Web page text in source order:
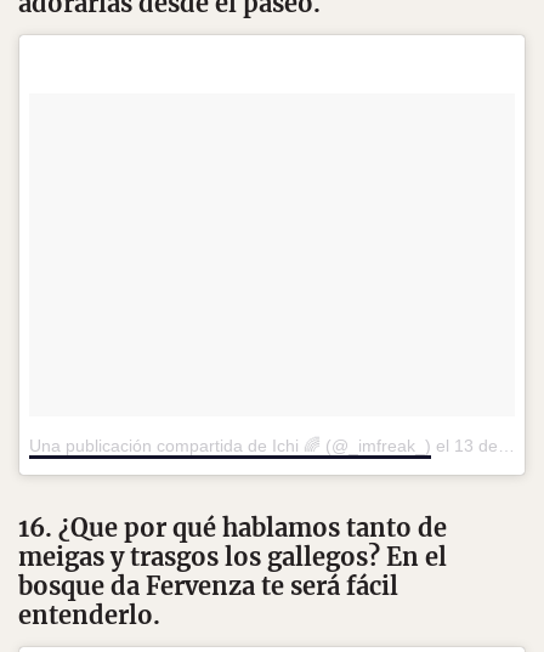
Una publicación compartida de Ichi 🌈 (@_imfreak_) el 13 de Ago de 2016 a la(s) 6:54 PDT
16. ¿Que por qué hablamos tanto de
meigas y trasgos los gallegos? En el
bosque da Fervenza te será fácil
entenderlo.